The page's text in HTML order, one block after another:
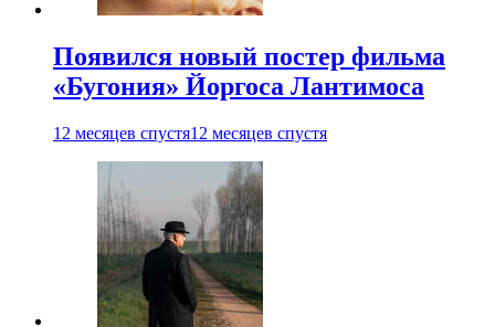
Появился новый постер фильма
«Бугония» Йоргоса Лантимоса
12 месяцев спустя12 месяцев спустя